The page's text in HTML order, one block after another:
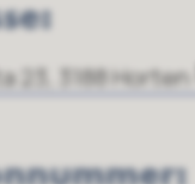
23, 3188 Horten